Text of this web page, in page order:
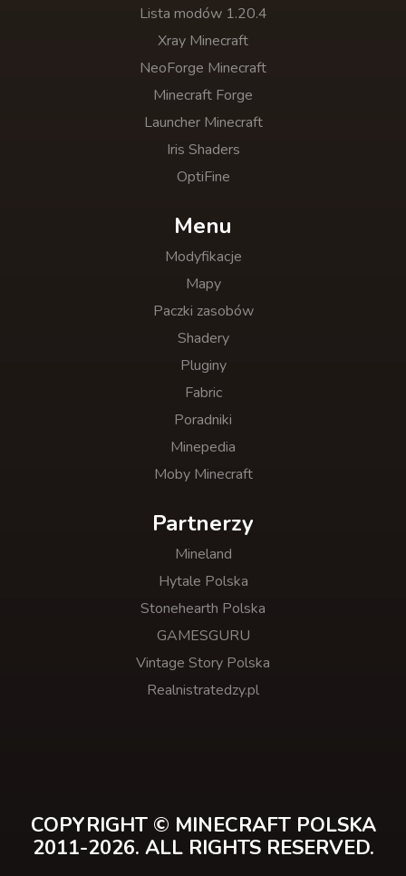
Lista modów 1.20.4
Xray Minecraft
NeoForge Minecraft
Minecraft Forge
Launcher Minecraft
Iris Shaders
OptiFine
Menu
Modyfikacje
Mapy
Paczki zasobów
Shadery
Pluginy
Fabric
Poradniki
Minepedia
Moby Minecraft
Partnerzy
Mineland
Hytale Polska
Stonehearth Polska
GAMESGURU
Vintage Story Polska
Realnistratedzy.pl
COPYRIGHT © MINECRAFT POLSKA
2011-2026. ALL RIGHTS RESERVED.